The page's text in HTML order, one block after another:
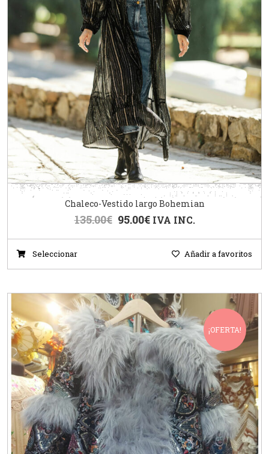
Chaleco-Vestido largo Bohemian
135.00€ 95.00€ IVA INC.
Seleccionar Añadir a favoritos
¡OFERTA!